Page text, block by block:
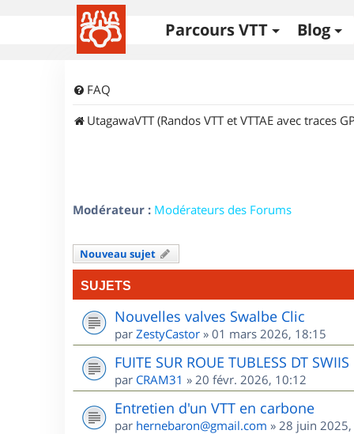
Parcours VTT Blog
FAQ
UtagawaVTT (Randos VTT et VTTAE avec traces
Modérateur : Modérateurs des Forums
Nouveau sujet
SUJETS
Nouvelles valves Swalbe Clic
par ZestyCastor » 01 mars 2026, 18:15
FUITE SUR ROUE TUBLESS DT
par CRAM31 » 20 févr. 2026, 10:12
Entretien d'un VTT en carbone
par hernebaron@gmail.com » 28 juin 2025,